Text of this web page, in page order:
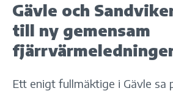
Gävle och
till ny gemensam
Ett enigt fullmäktige i Gävle sa